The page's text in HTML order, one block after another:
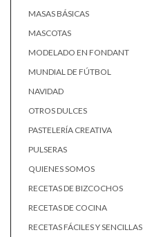
MASAS BÁSICAS
MASCOTAS
MODELADO EN FONDANT
MUNDIAL DE FÚTBOL
NAVIDAD
OTROS DULCES
PASTELERÍA CREATIVA
PULSERAS
QUIENES SOMOS
RECETAS DE BIZCOCHOS
RECETAS DE COCINA
RECETAS FÁCILES Y SENCILLAS